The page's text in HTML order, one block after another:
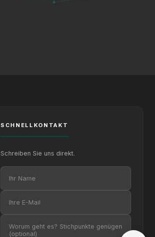
SCHNELLKONTAKT
Schreiben Sie uns direkt.
Ihr Name
Ihre E-Mail
Ihre Nachricht (optional)